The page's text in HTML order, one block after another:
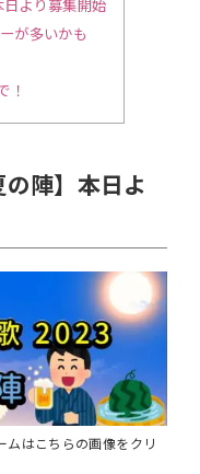
日より募集開始
が多いかも
！
陣】本日よ
ムはこちらの画像をクリ